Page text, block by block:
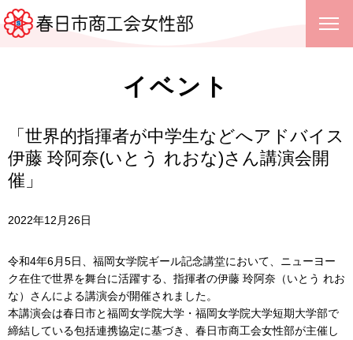
イベント
「世界的指揮者が中学生などへアドバイス
伊藤 玲阿奈(いとう れおな)さん講演会開
催」
2022年12月26日
令和4年6月5日、福岡女学院ギール記念講堂において、ニューヨー
ク在住で世界を舞台に活躍する、指揮者の伊藤 玲阿奈（いとう れお
な）さんによる講演会が開催されました。
本講演会は春日市と福岡女学院大学・福岡女学院大学短期大学部で
締結している包括連携協定に基づき、春日市商工会女性部が主催し